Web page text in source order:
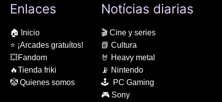
Enlaces
🏠 Inicio
⭐ ¡Arcades gratuítos!
💥Fandom
🔥Tienda friki
🤡 Quienes somos
Notícias diarias
🎬 Cine y series
📗 Cultura
🤘 Heavy metal
📡 Nintendo
🕹 PC Gaming
🎮 Sony